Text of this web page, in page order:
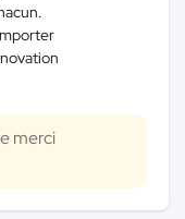
merci